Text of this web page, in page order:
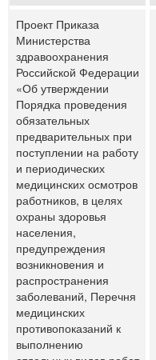
Проект Приказа
Министерства
здравоохранения
Российской Федерации
«Об утверждении
Порядка проведения
обязательных
предварительных при
поступлении на работу
и периодических
медицинских осмотров
работников, в целях
охраны здоровья
населения,
предупреждения
возникновения и
распространения
заболеваний, Перечня
медицинских
противопоказаний к
выполнению